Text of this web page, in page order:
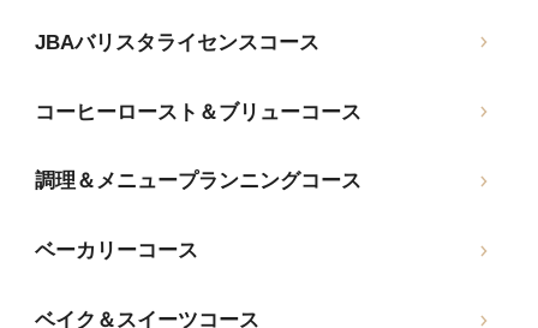
JBAバリスタライセンスコース
コーヒーロースト＆ブリューコース
調理＆メニュープランニングコース
ベーカリーコース
ベイク＆スイーツコース